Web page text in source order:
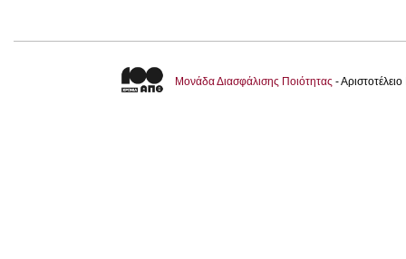
Μονάδα Διασφάλισης Ποιότητας -